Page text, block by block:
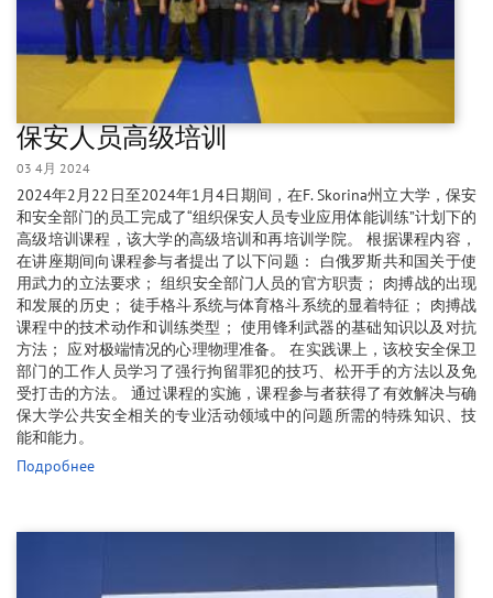
保安人员高级培训
03 4月 2024
2024年2月22日至2024年1月4日期间，在F. Skorina州立大学，保安
和安全部门的员工完成了“组织保安人员专业应用体能训练”计划下的
高级培训课程，该大学的高级培训和再培训学院。 根据课程内容，
在讲座期间向课程参与者提出了以下问题： 白俄罗斯共和国关于使
用武力的立法要求； 组织安全部门人员的官方职责； 肉搏战的出现
和发展的历史； 徒手格斗系统与体育格斗系统的显着特征； 肉搏战
课程中的技术动作和训练类型； 使用锋利武器的基础知识以及对抗
方法； 应对极端情况的心理物理准备。 在实践课上，该校安全保卫
部门的工作人员学习了强行拘留罪犯的技巧、松开手的方法以及免
受打击的方法。 通过课程的实施，课程参与者获得了有效解决与确
保大学公共安全相关的专业活动领域中的问题所需的特殊知识、技
能和能力。
Подробнее